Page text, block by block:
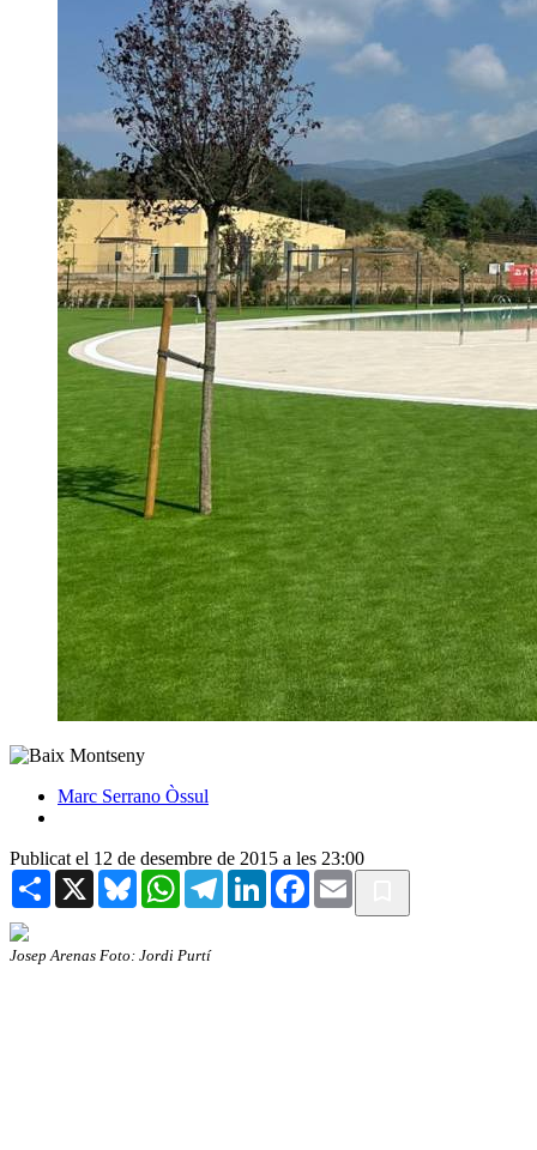
Marc Serrano Òssul
Publicat el 12 de desembre de 2015 a les 23:00
Share X BlueskyWhatsAppTelegramLinkedInFacebook
Email
Josep Arenas Foto: Jordi Purtí